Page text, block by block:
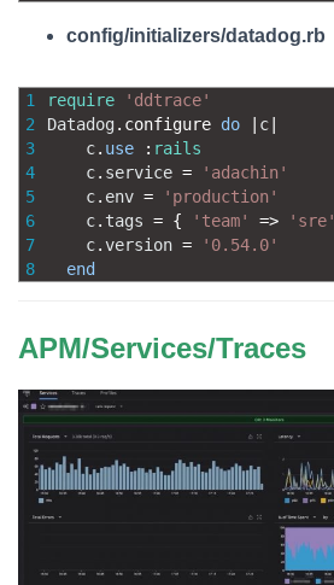
config/initializers/datadog.rb
1
2
3
4
5
6
7
8
require
'ddtrace'
Datadog . configure do c
c. use : rails
c. service =
'adachin'
c. env =
'production'
c. tags = { 'team' => 'sre'
c.version =
'0.54.0'
end
APM/Services/Traces